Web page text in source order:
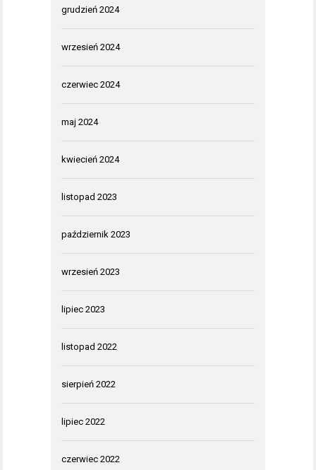
grudzień 2024
wrzesień 2024
czerwiec 2024
maj 2024
kwiecień 2024
listopad 2023
październik 2023
wrzesień 2023
lipiec 2023
listopad 2022
sierpień 2022
lipiec 2022
czerwiec 2022